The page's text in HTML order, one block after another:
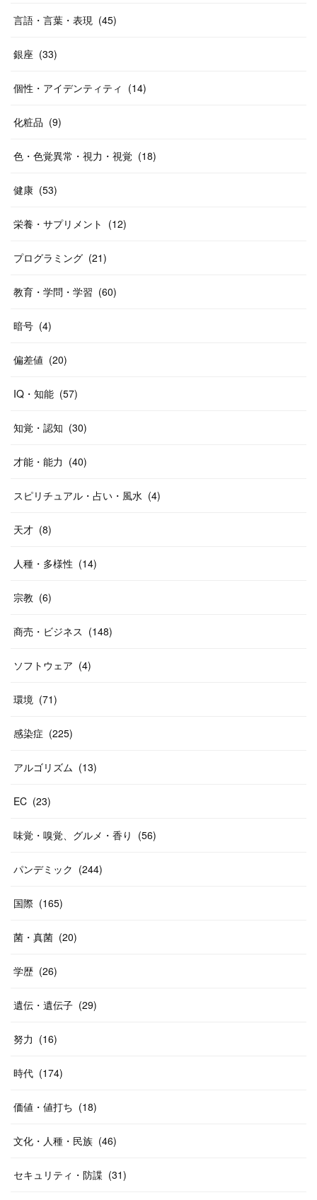
言語・言葉・表現 (45)
銀座 (33)
個性・アイデンティティ (14)
化粧品 (9)
色・色覚異常・視力・視覚 (18)
健康 (53)
栄養・サプリメント (12)
プログラミング (21)
教育・学問・学習 (60)
暗号 (4)
偏差値 (20)
IQ・知能 (57)
知覚・認知 (30)
才能・能力 (40)
スピリチュアル・占い・風水 (4)
天才 (8)
人種・多様性 (14)
宗教 (6)
商売・ビジネス (148)
ソフトウェア (4)
環境 (71)
感染症 (225)
アルゴリズム (13)
EC (23)
味覚・嗅覚、グルメ・香り (56)
パンデミック (244)
国際 (165)
菌・真菌 (20)
学歴 (26)
遺伝・遺伝子 (29)
努力 (16)
時代 (174)
価値・値打ち (18)
文化・人種・民族 (46)
セキュリティ・防諜 (31)